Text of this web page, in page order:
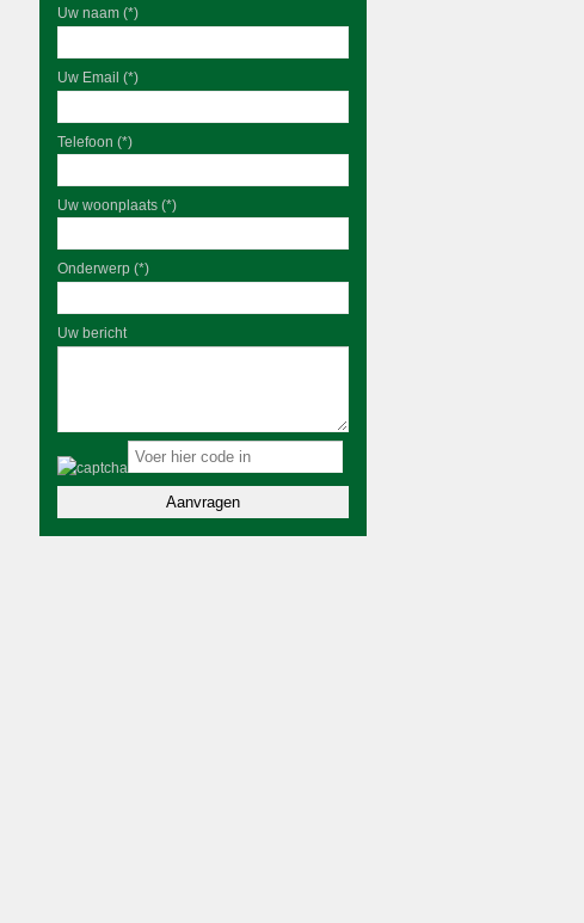
Uw naam (*)
Uw Email (*)
Telefoon (*)
Uw woonplaats (*)
Onderwerp (*)
Uw bericht